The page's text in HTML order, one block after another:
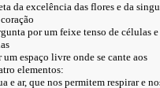
da excelência das flores e da
por um feixe tenso de células e
um espaço livre onde se cante aos
elementos:
e ar, que nos permitem respirar e